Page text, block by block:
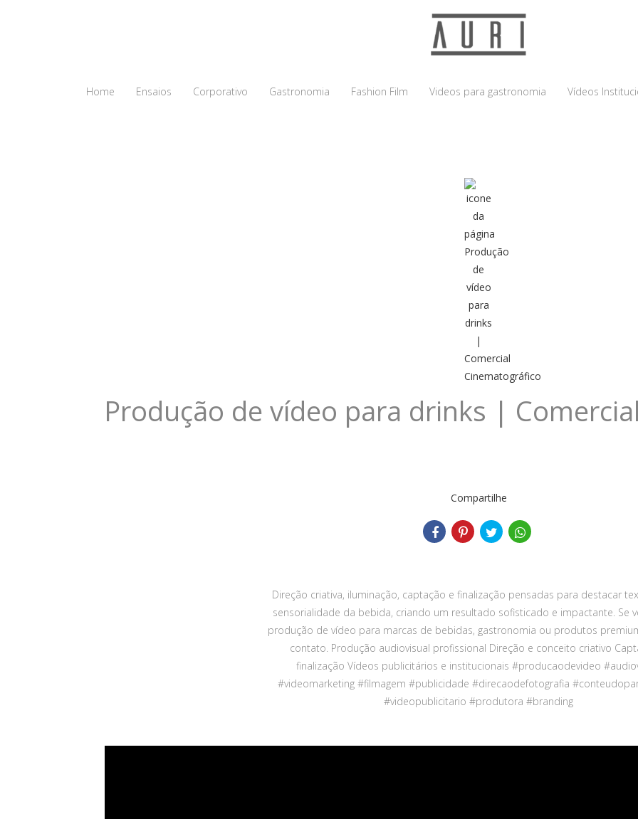
Home Ensaios Corporativo Gastronomia Fashion Film Videos para gastronomia Vídeos
Produção de vídeo para drinks |
Compartilhe
Direção criativa, iluminação, captação e finalização pensadas para destacar
sensorialidade da bebida, criando um resultado sofisticado e impactante. Se
produção de vídeo para marcas de bebidas, gastronomia ou produtos
contato. Produção audiovisual profissional Direção e conceito criativo
finalização Vídeos publicitários e institucionais #producaodevideo
#videomarketing #filmagem #publicidade #direcaodefotografia
#videopublicitario #produtora #branding